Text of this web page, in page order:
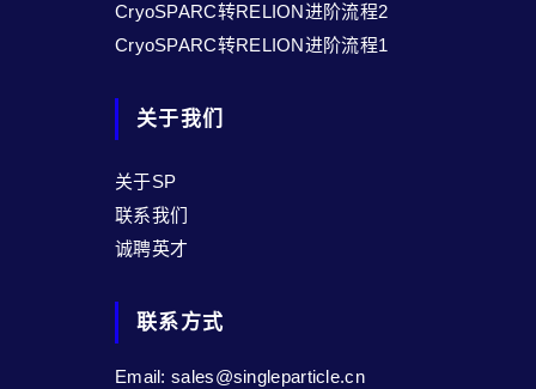
CryoSPARC转RELION进阶流程2
CryoSPARC转RELION进阶流程1
关于我们
关于SP
联系我们
诚聘英才
联系方式
Email: sales@singleparticle.cn